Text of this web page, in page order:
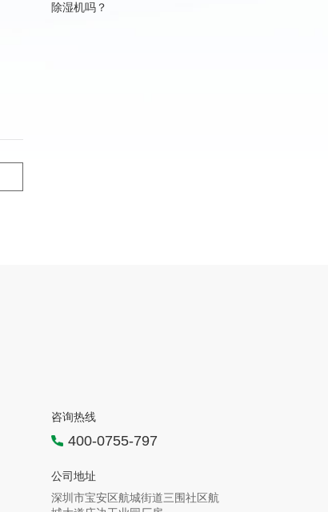
除湿机吗？
咨询热线
400-0755-797
公司地址
深圳市宝安区航城街道三围社区航